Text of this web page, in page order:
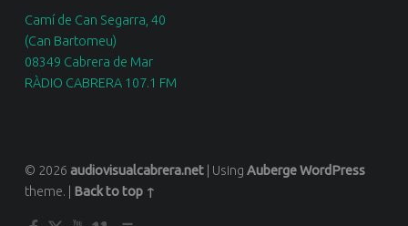
Camí de Can Segarra, 40
(Can Bartomeu)
08349 Cabrera de Mar
RÀDIO CABRERA 107.1 FM
© 2026 audiovisualcabrera.net Using AubergeWordPress
theme.
Back to top ↑
Facebook
TwitterYouTube
Vimeo